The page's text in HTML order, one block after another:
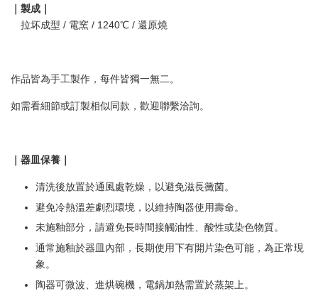
｜製成｜
拉坏成型 / 電窯 / 1240℃ / 還原燒
作品皆為手工製作，每件皆獨一無二。
如需看細節或訂製相似同款，歡迎聯繫洽詢。
｜器皿保養｜
清洗後放置於通風處乾燥，以避免滋長黴菌。
避免冷熱溫差劇烈環境，以維持陶器使用壽命。
未施釉部分，請避免長時間接觸油性、酸性或染色物質。
通常施釉於器皿內部，長期使用下有開片染色可能，為正常現
象。
陶器可微波、進烘碗機，電鍋加熱需置於蒸架上。